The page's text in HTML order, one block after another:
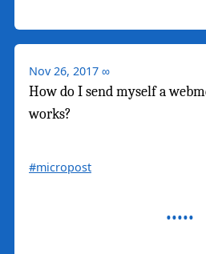
Nov 26, 2017 ∞
How do I send myself a
works?
#micropost